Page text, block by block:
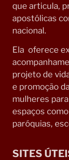
que articula,
apostólicas
nacional.
Ela oferece
projeto de
e promoção
mulheres
espaços
paróquias,
SITES